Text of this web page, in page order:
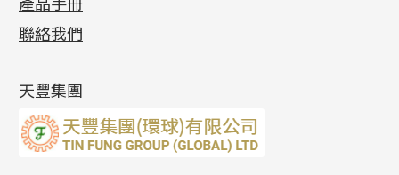
側身車花鏈系列
側身鏈系列
雙十字鏈系列
水波鏈系列
蛇骨鏈系列
鏈尾系列
綫拍系列
美拍系列
耳環扣系列
耳綫/耳鈎系列
耳環爪頭
耳環
龍蝦扣系列
鴨俐制系列
字母吊墜
相盒吊墜
項鏈吊墜
生肖吊墜
焊片及鐳射綫
空心車花管
空心光身珠
無孔批花珠
鑲口戒指
鑲口手鏈系列
空心车花管首饰链
空心手鐲系列
拉簧珠珠手鏈
記憶鈦手鐲
(9)
展覽會資訊
最新產品資訊
聯絡我們
天豐集團